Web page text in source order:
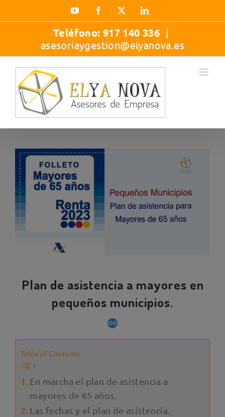
contenido
YouTubeFacebook LinkedIn
Teléfono: 917 140 336 |
asesoriaygestion@elyanova.es
Ver
imagen
más
grande
Plan de asistencia a mayores en
pequeños municipios.
Table of Contents
En marcha el plan de asistencia a
mayores de 65 años.
Las fechas y el plan de asistencia.